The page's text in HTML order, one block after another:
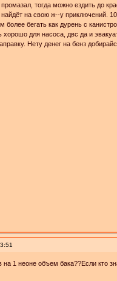
тогда можно ездить до
на свою ж--у приключений.
более бегать как дурень с
хорошо для насоса, двс да и
Нету денег на бенз
на 1 неоне объем бака??Если кто